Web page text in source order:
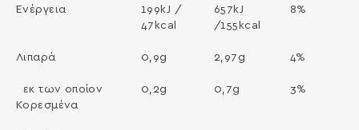
Ενέργεια
199kJ /
47kcal
657kJ
/155kcal
8%
Λιπαρά 0,9g 2,97g 4%
εκ των οποίον
Κορεσμένα
0,2g 0,7g 3%